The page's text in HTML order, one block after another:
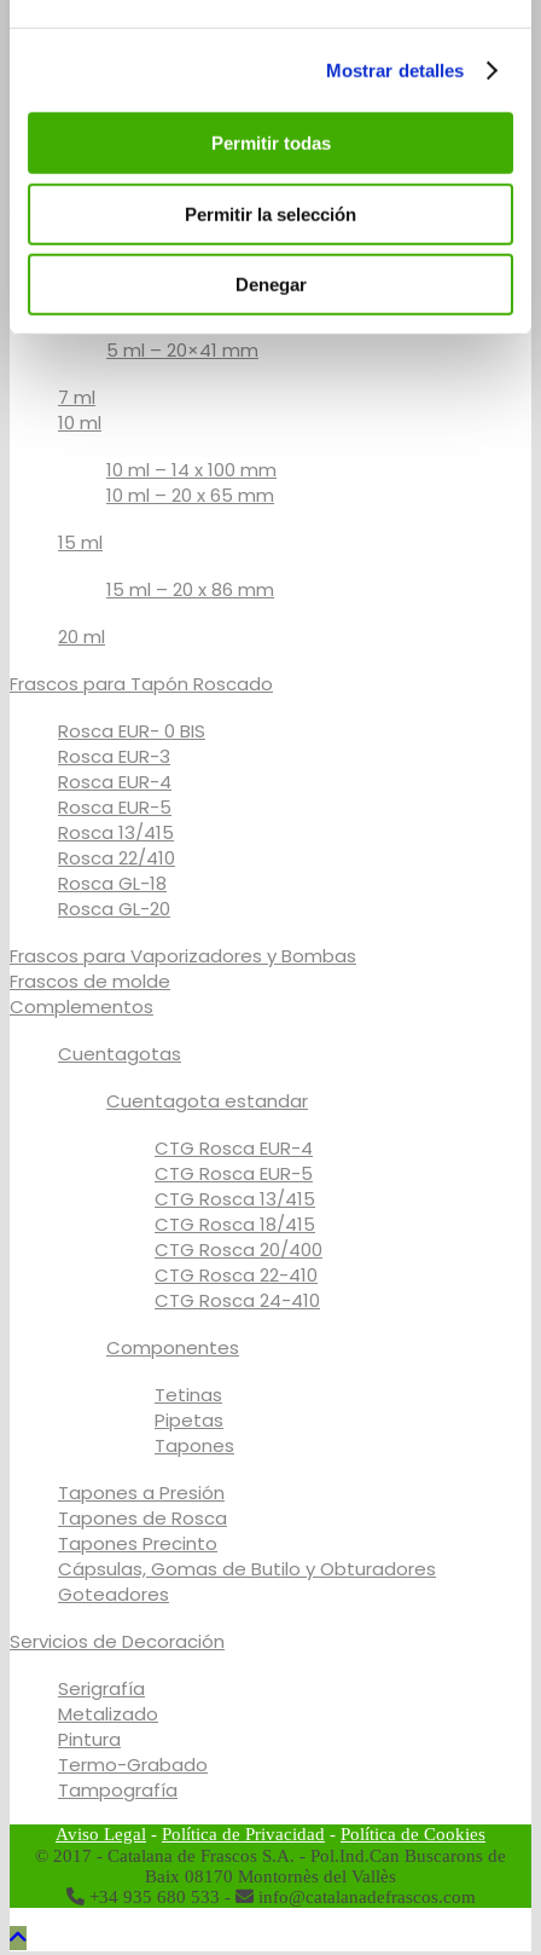
Mostrar detalles
Permitir todas
Permitir la selección
Denegar
30 ml
30 ml – 29×75 mm
3 ml
5 ml – 14×60 mm
5 ml – 20×41 mm
7 ml
10 ml
10 ml – 14 x 100 mm
10 ml – 20 x 65 mm
15 ml
15 ml – 20 x 86 mm
20 ml
Frascos para Tapón Roscado
Rosca EUR- 0 BIS
Rosca EUR-3
Rosca EUR-4
Rosca EUR-5
Rosca 13/415
Rosca 22/410
Rosca GL-18
Rosca GL-20
Frascos para Vaporizadores y Bombas
Frascos de molde
Complementos
Cuentagotas
Cuentagota estandar
CTG Rosca EUR-4
CTG Rosca EUR-5
CTG Rosca 13/415
CTG Rosca 18/415
CTG Rosca 20/400
CTG Rosca 22-410
CTG Rosca 24-410
Componentes
Tetinas
Pipetas
Tapones
Tapones a Presión
Tapones de Rosca
Tapones Precinto
Cápsulas, Gomas de Butilo y Obturadores
Goteadores
Servicios de Decoración
Serigrafía
Metalizado
Pintura
Termo-Grabado
Tampografía
Aviso Legal - Política de Privacidad - Política de Cookies
© 2017 - Catalana de Frascos S.A. - Pol.Ind.Can Buscarons de
Baix 08170 Montornès del Vallès
+34 935 680 533 -
info@catalanadefrascos.com